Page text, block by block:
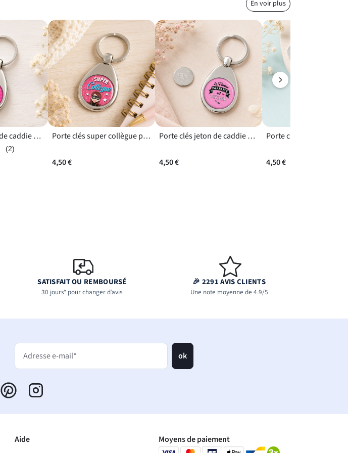
En voir plus
Porte clés jeton de caddie AESH pratique pour utiliser les chariots de magasin
(2)
Porte clés super collègue pour un changement de poste
4,50 €
Porte clés jeton de caddie Esthéticienne au décor rose et argenté
4,50 € 4,50 €
SATISFAIT OU REMBOURSÉ
30 jours* pour changer d’avis
🎉 2291 AVIS CLIENTS
Une note moyenne de 4.9/5
Adresse e-mail* ok
Aide
Moyens de paiement